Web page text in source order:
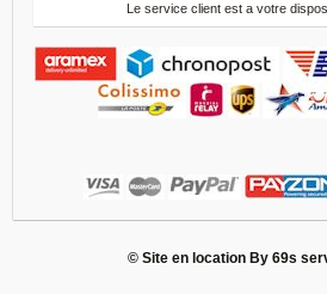
Le service client est a votre
© Site en location By 69s